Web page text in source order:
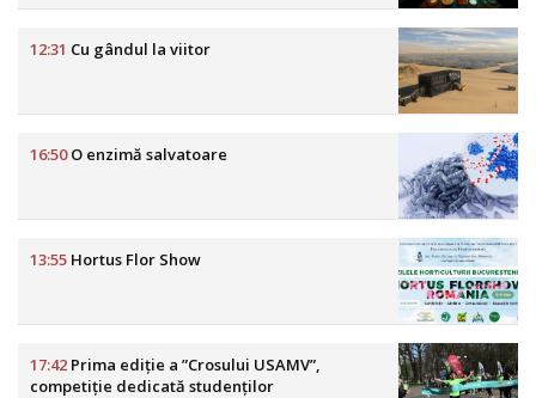
12:31 Cu gândul la viitor
16:50O enzimă salvatoare
13:55 Hortus Flor Show
17:42 Prima ediție a ”Crosului USAMV”,
competiție dedicată studenților